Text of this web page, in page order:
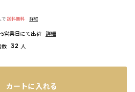
で 送料無料
詳細
営業日にて出荷 詳細
数 32 人
カートに入れる